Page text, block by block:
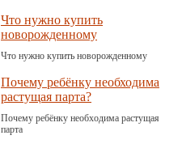
Что нужно купить
новорожденному
Что нужно купить новорожденному
Почему ребёнку необходима
растущая парта?
Почему ребёнку необходима растущая
парта